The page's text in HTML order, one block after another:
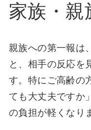
家族・親
親族への第一報は
と、相手の反応を
す。特にご高齢の
ても大丈夫ですか
の負担が軽くなり